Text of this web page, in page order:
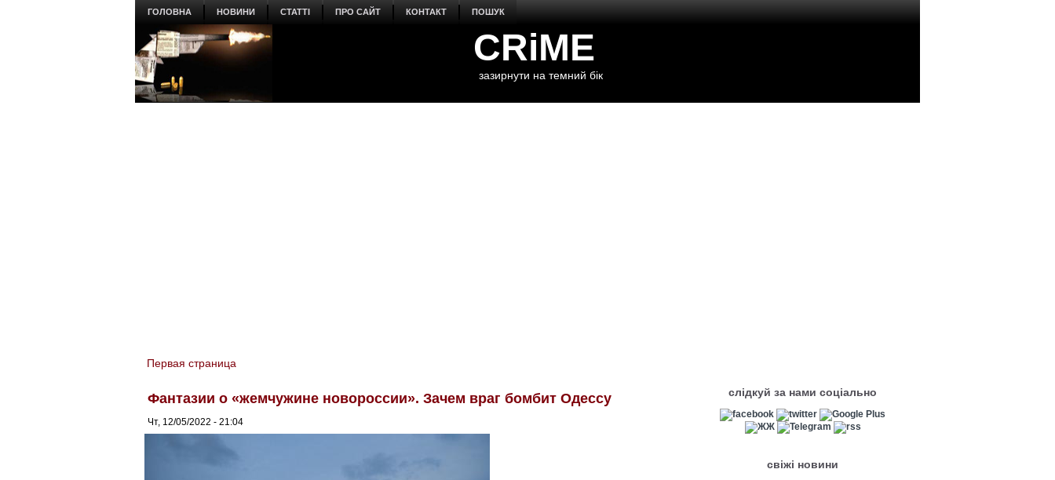
ГОЛОВНА НОВИНИ СТАТТІ ПРО САЙТ КОНТАКТ ПОШУК
CRiME
зазирнути на темний бік
You are here
Первая страница
Фантазии о «жемчужине новороссии». Зачем враг бомбит Одессу
Чт, 12/05/2022 - 21:04
слідкуй за нами соціально
свіжі новини